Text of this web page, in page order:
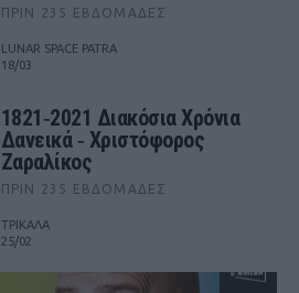
ΠΡΙΝ 235 ΕΒΔΟΜΆΔΕΣ
LUNAR SPACE PATRA
18/03
1821‑2021 Διακόσια Χρόνια
Δανεικά ‑ Χριστόφορος
Ζαραλίκος
ΠΡΙΝ 235 ΕΒΔΟΜΆΔΕΣ
ΤΡΙΚΑΛΑ
25/02